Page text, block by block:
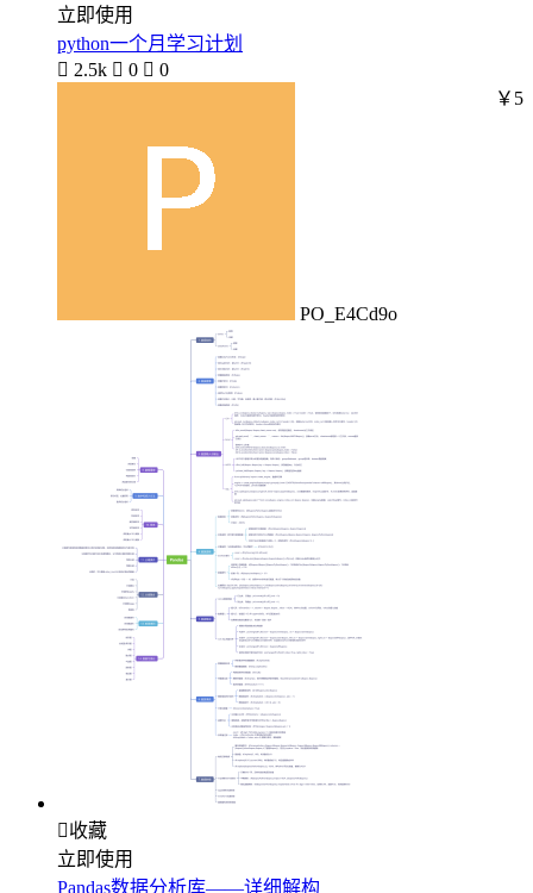
立即使用
python一个月学习计划
 2.5k  0  0
PO_E4Cd9o
￥5
收藏
立即使用
Pandas数据分析库——详细解构